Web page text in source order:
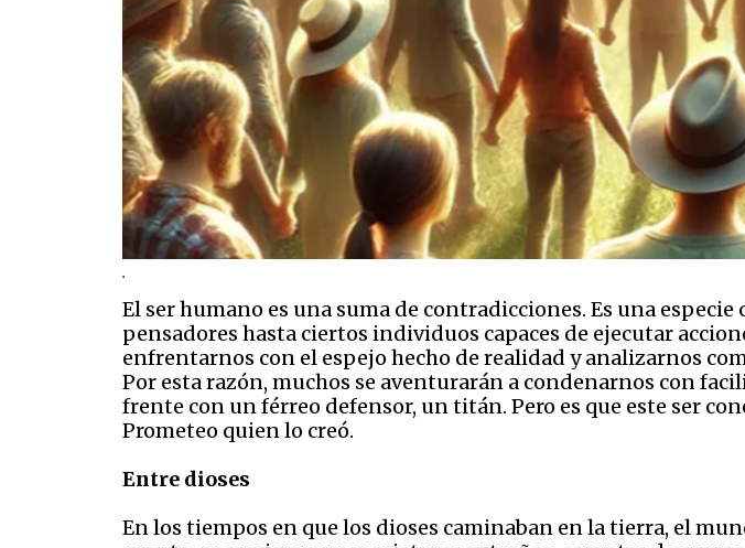
.
El ser humano es una suma de contradicciones. Es una
pensadores hasta ciertos individuos capaces de ejecutar
enfrentarnos con el espejo hecho de realidad y analizarnos
Por esta razón, muchos se aventurarán a condenarnos con
frente con un férreo defensor, un titán. Pero es que este ser
Prometeo quien lo creó.
Entre dioses
En los tiempos en que los dioses caminaban en la tierra, el